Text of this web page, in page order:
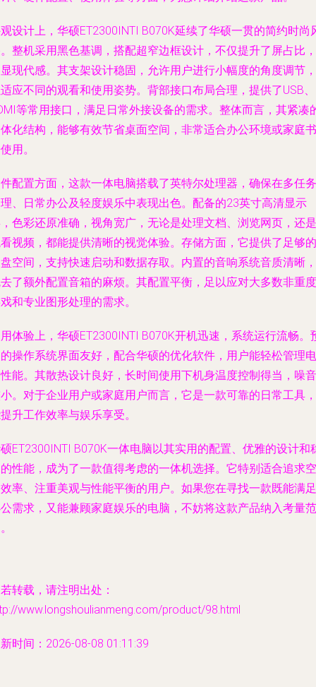
设计上，华硕ET2300INTI B070K延续了华硕一贯的简约时尚
整机采用黑色基调，搭配超窄边框设计，不仅提升了屏占比，
现代感。其支架设计稳固，允许用户进行小幅度的角度调节，
应不同的观看和使用姿势。背部接口布局合理，提供了USB、
等常用接口，满足日常外接设备的需求。整体而言，其紧凑
化结构，能够有效节省桌面空间，非常适合办公环境或家庭书
用。
配置方面，这款一体电脑搭载了英特尔处理器，确保在多任务
、日常办公及轻度娱乐中表现出色。配备的23英寸高清显示
色彩还原准确，视角宽广，无论是处理文档、浏览网页，还是
视频，都能提供清晰的视觉体验。存储方面，它提供了足够的
空间，支持快速启动和数据存取。内置的音响系统音质清晰，
了额外配置音箱的麻烦。其配置平衡，足以应对大多数非重度
和专业图形处理的需求。
体验上，华硕ET2300INTI B070K开机迅速，系统运行流畅。
操作系统界面友好，配合华硕的优化软件，用户能轻松管理电
能。其散热设计良好，长时间使用下机身温度控制得当，噪音
。对于企业用户或家庭用户而言，它是一款可靠的日常工具，
升工作效率与娱乐享受。
ET2300INTI B070K一体电脑以其实用的配置、优雅的设计和
性能，成为了一款值得考虑的一体机选择。它特别适合追求空
率、注重美观与性能平衡的用户。如果您在寻找一款既能满足
需求，又能兼顾家庭娱乐的电脑，不妨将这款产品纳入考量范
转载，请注明出处：
www.longshoulianmeng.com/product/98.html
时间：2026-08-08 01:11:39